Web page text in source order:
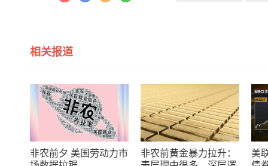
相关报道
非农前夕 美国劳动力市
非农前黄金暴力拉升：
美